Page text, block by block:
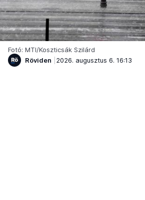
Fotó: MTI/Koszticsák Szilárd
Röviden
2026. augusztus 6. 16:13